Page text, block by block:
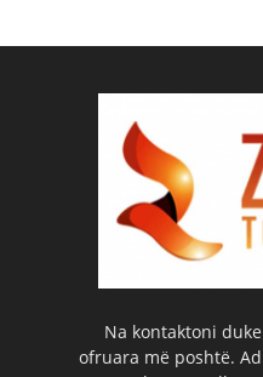
Na kontaktoni
ofruara më poshtë.